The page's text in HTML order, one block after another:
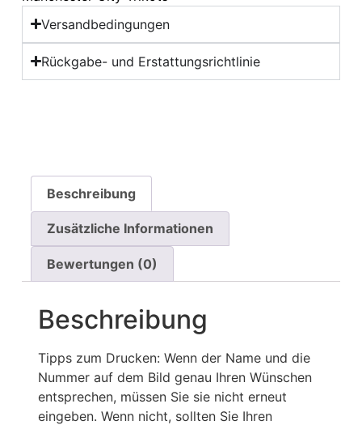
Versandbedingungen
Rückgabe- und Erstattungsrichtlinie
Beschreibung
Zusätzliche Informationen
Bewertungen (0)
Beschreibung
Tipps zum Drucken: Wenn der Name und die
Nummer auf dem Bild genau Ihren Wünschen
entsprechen, müssen Sie sie nicht erneut
eingeben. Wenn nicht, sollten Sie Ihren